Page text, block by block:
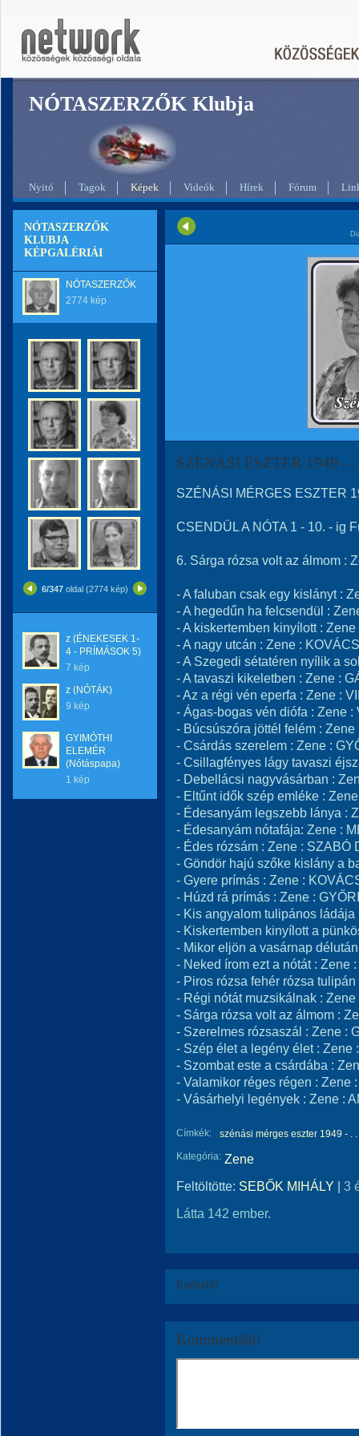
NÓTASZERZŐK Klubja
Nyitó Tagok Képek Videók Hírek Fórum
NÓTASZERZŐK
KLUBJA
KÉPGALÉRIÁI
NÓTASZERZŐK
2774 kép
6/347 oldal (2774 kép)
z (ÉNEKESEK 1-
4 - PRÍMÁSOK 5)
7 kép
z (NÓTÁK)
9 kép
GYIMÓTHI
ELEMÉR
(Nótáspapa)
1 kép
SZÉNÁSI ESZTER 1949 - .
SZÉNÁSI MÉRGES ESZTER
CSENDÜL A NÓTA 1 - 10. - ig
6. Sárga rózsa volt az álmom :
- A faluban csak egy kislányt :
- A hegedűn ha felcsendül :
- A kiskertemben kinyílott :
- A nagy utcán : Zene :
- A Szegedi sétatéren nyílik a
- A tavaszi kikeletben : Zene :
- Az a régi vén eperfa : Zene :
- Ágas-bogas vén diófa : Zene :
- Búcsúszóra jöttél felém :
- Csárdás szerelem : Zene :
- Csillagfényes lágy tavaszi
- Debellácsi nagyvásárban :
- Eltűnt idők szép emléke :
- Édesanyám legszebb lánya :
- Édesanyám nótafája: Zene :
- Édes rózsám : Zene : SZABÓ
- Göndör hajú szőke kislány a
- Gyere prímás : Zene :
- Húzd rá prímás : Zene :
- Kis angyalom tulipános ládája
- Kiskertemben kinyílott a
- Mikor eljön a vasárnap
- Neked írom ezt a nótát : Zene
- Piros rózsa fehér rózsa
- Régi nótát muzsikálnak :
- Sárga rózsa volt az álmom :
- Szerelmes rózsaszál : Zene :
- Szép élet a legény élet : Zene
- Szombat este a csárdába :
- Valamikor réges régen : Zene
- Vásárhelyi legények : Zene :
Címkék:
szénási mérges eszter 1949 - . .
Kategória: Zene
Feltöltötte: SEBŐK MIHÁLY | 3
Látta 142 ember.
Értékeld!
Kommentáld!